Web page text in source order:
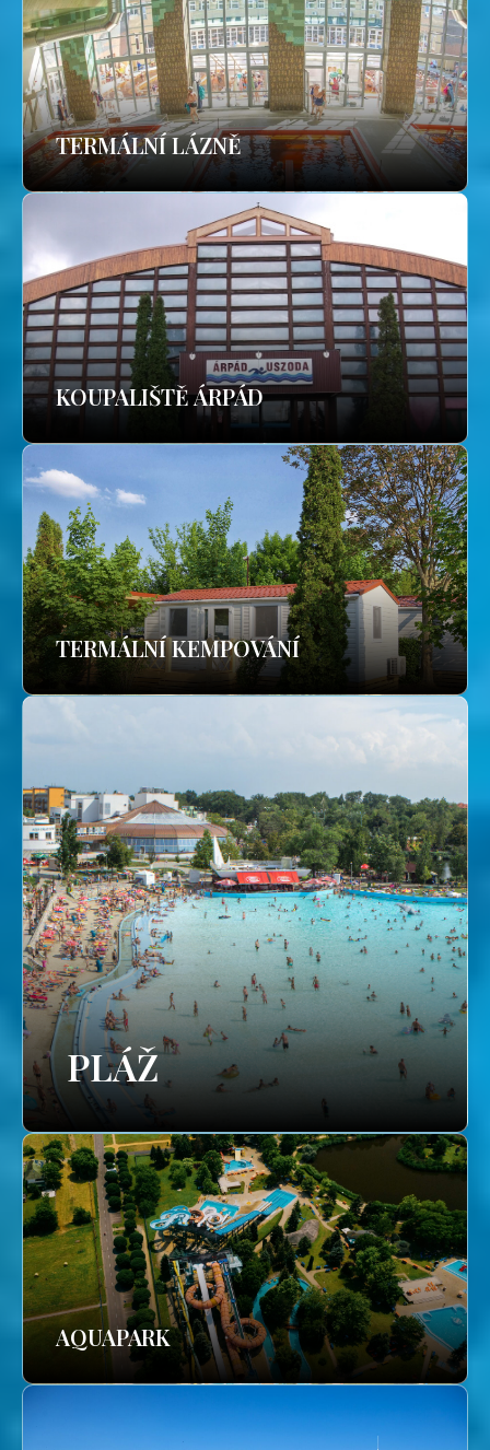
TERMÁLNÍ LÁZNĚ
KOUPALIŠTĚ ÁRPÁD
TERMÁLNÍ KEMPOVÁNÍ
PLÁŽ
AQUAPARK